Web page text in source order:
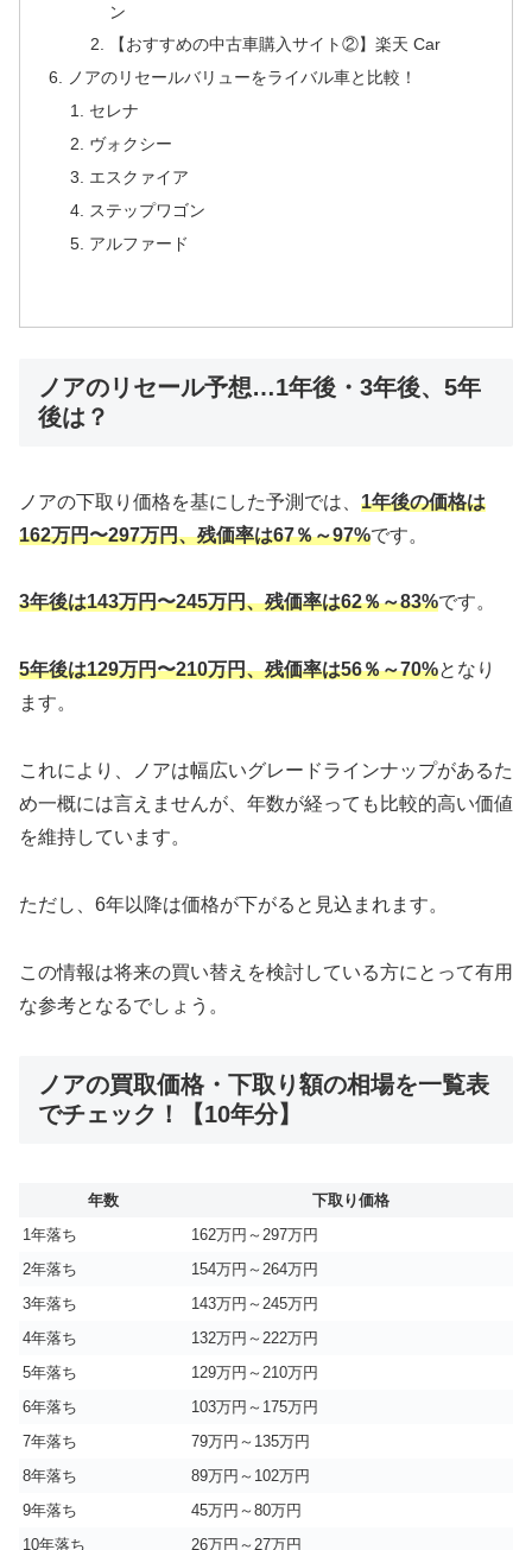
ン
【おすすめの中古車購入サイト②】楽天 Car
ノアのリセールバリューをライバル車と比較！
セレナ
ヴォクシー
エスクァイア
ステップワゴン
アルファード
ノアのリセール予想…1年後・3年後、5年
後は？
ノアの下取り価格を基にした予測では、 1年後の価格は
162万円〜297万円、残価率は67％～97%です。
3年後は143万円〜245万円、残価率は62％～83%です。
5年後は129万円〜210万円、残価率は56％～70%となり
ます。
これにより、ノアは幅広いグレードラインナップがあるた
め一概には言えませんが、年数が経っても比較的高い価値
を維持しています。
ただし、6年以降は価格が下がると見込まれます。
この情報は将来の買い替えを検討している方にとって有用
な参考となるでしょう。
ノアの買取価格・下取り額の相場を一覧表
でチェック！【10年分】
年数
下取り価格
1年落ち
162万円～297万円
2年落ち
154万円～264万円
3年落ち
143万円～245万円
4年落ち
132万円～222万円
5年落ち
129万円～210万円
6年落ち
103万円～175万円
7年落ち
79万円～135万円
8年落ち
89万円～102万円
9年落ち
45万円～80万円
10年落ち
26万円～27万円